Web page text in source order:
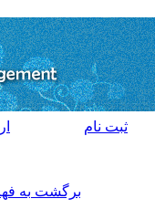
ثبت نام
برگشت به